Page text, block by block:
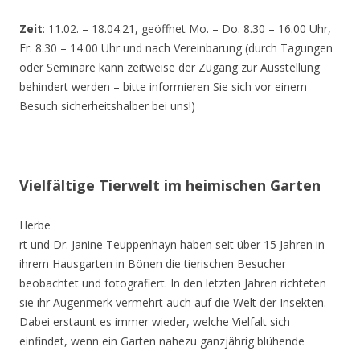
Zeit: 11.02. – 18.04.21, geöffnet Mo. – Do. 8.30 – 16.00 Uhr,
Fr. 8.30 – 14.00 Uhr und nach Vereinbarung (durch Tagungen
oder Seminare kann zeitweise der Zugang zur Ausstellung
behindert werden – bitte informieren Sie sich vor einem
Besuch sicherheitshalber bei uns!)
Vielfältige Tierwelt im heimischen Garten
Herbe
rt und Dr. Janine Teuppenhayn haben seit über 15 Jahren in
ihrem Hausgarten in Bönen die tierischen Besucher
beobachtet und fotografiert. In den letzten Jahren richteten
sie ihr Augenmerk vermehrt auch auf die Welt der Insekten.
Dabei erstaunt es immer wieder, welche Vielfalt sich
einfindet, wenn ein Garten nahezu ganzjährig blühende